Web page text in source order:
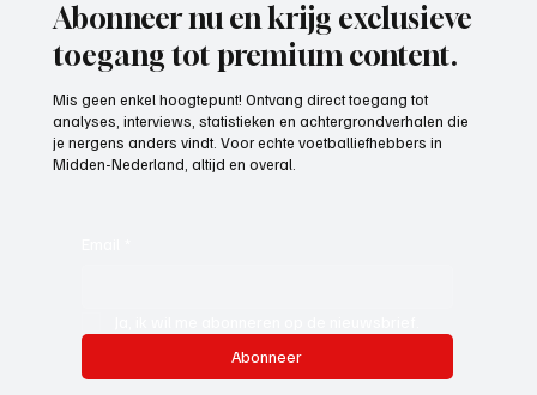
Abonneer nu en krijg exclusieve
toegang tot premium content.
Mis geen enkel hoogtepunt! Ontvang direct toegang tot
analyses, interviews, statistieken en achtergrondverhalen die
je nergens anders vindt. Voor echte voetballiefhebbers in
Midden-Nederland, altijd en overal.
Abonneer